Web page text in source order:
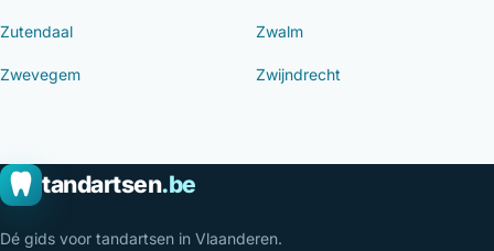
Zutendaal Zwalm
Zwevegem Zwijndrecht
tandartsen.be
Dé gids voor tandartsen in Vlaanderen.